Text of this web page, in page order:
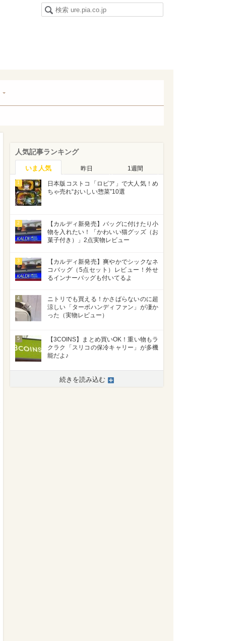
人気記事ランキング
いま人気 昨日 1週間
1
日本版コストコ「ロピア」で大人気！め
ちゃ売れ“おいしい惣菜”10選
2
【カルディ新発売】バッグに付けたり小
物を入れたい！「かわいい猫グッズ（お
菓子付き）」2点実物レビュー
3
【カルディ新発売】爽やかでシックなネ
コバッグ（5点セット）レビュー！外せ
るインナーバッグも付いてるよ
4
ニトリでも買える！かさばらないのに超
涼しい「ターボハンディファン」が凄か
った（実物レビュー）
5
【3COINS】まとめ買いOK！重い物もラ
クラク「スリコの保冷キャリー」が多機
能だよ♪
続きを読み込む